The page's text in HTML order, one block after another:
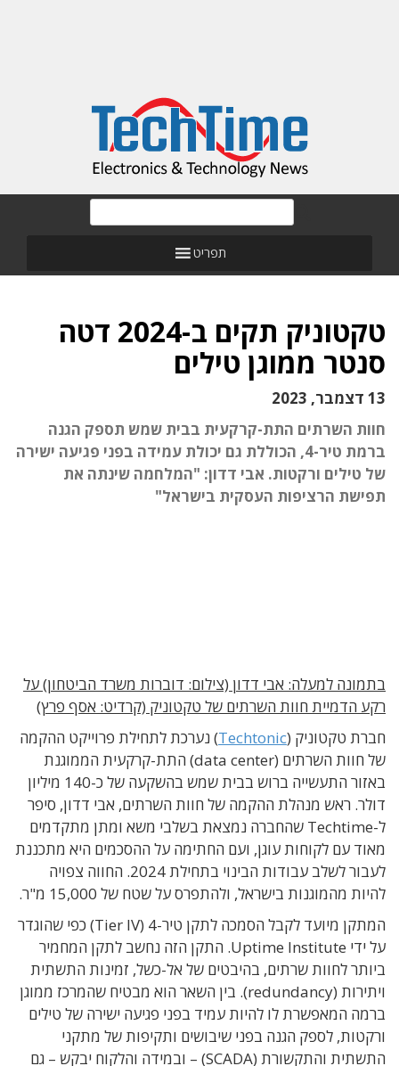
תפריט
טקטוניק תקים ב-2024 דטה
סנטר ממוגן טילים
13 דצמבר, 2023
חוות השרתים התת-קרקעית בבית שמש תספק הגנה
ברמת טיר-4, הכוללת גם יכולת עמידה בפני פגיעה ישירה
של טילים ורקטות. אבי דדון: "המלחמה שינתה את
תפישת הרציפות העסקית בישראל"
בתמונה למעלה: אבי דדון (צילום: דוברות משרד הביטחון) על
רקע הדמיית חוות השרתים של טקטוניק (קרדיט: אסף פרץ)
חברת טקטוניק (Techtonic) נערכת לתחילת פרוייקט ההקמה
של חוות השרתים (data center) התת-קרקעית הממוגנת
באזור התעשייה ברוש בבית שמש בהשקעה של כ-140 מיליון
דולר. ראש מנהלת ההקמה של חוות השרתים, אבי דדון, סיפר
ל-Techtime שהחברה נמצאת בשלבי משא ומתן מתקדמים
מאוד עם לקוחות עוגן, ועם החתימה על ההסכמים היא מתכננת
לעבור לשלב עבודות הבינוי בתחילת 2024. החווה צפויה
להיות מהמוגנות בישראל, ולהתפרס על שטח של 15,000 מ"ר.
המתקן מיועד לקבל הסמכה לתקן טיר-4 (Tier IV) כפי שהוגדר
על ידי Uptime Institute. התקן הזה נחשב לתקן המחמיר
ביותר לחוות שרתים, בהיבטים של אל-כשל, זמינות התשתית
ויתירות (redundancy). בין השאר הוא מבטיח שהמרכז ממוגן
ברמה המאפשרת לו להיות עמיד בפני פגיעה ישירה של טילים
ורקטות, לספק הגנה בפני שיבושים ותקיפות של מתקני
התשתית והתקשורת (SCADA) – ובמידה והלקוח יבקש – גם